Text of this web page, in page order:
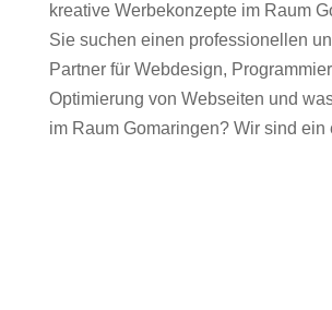
kreative Werbekonzepte im Raum
Sie suchen einen professionellen
Partner für Webdesign,
Optimierung von Webseiten und
im Raum Gomaringen? Wir sind ein